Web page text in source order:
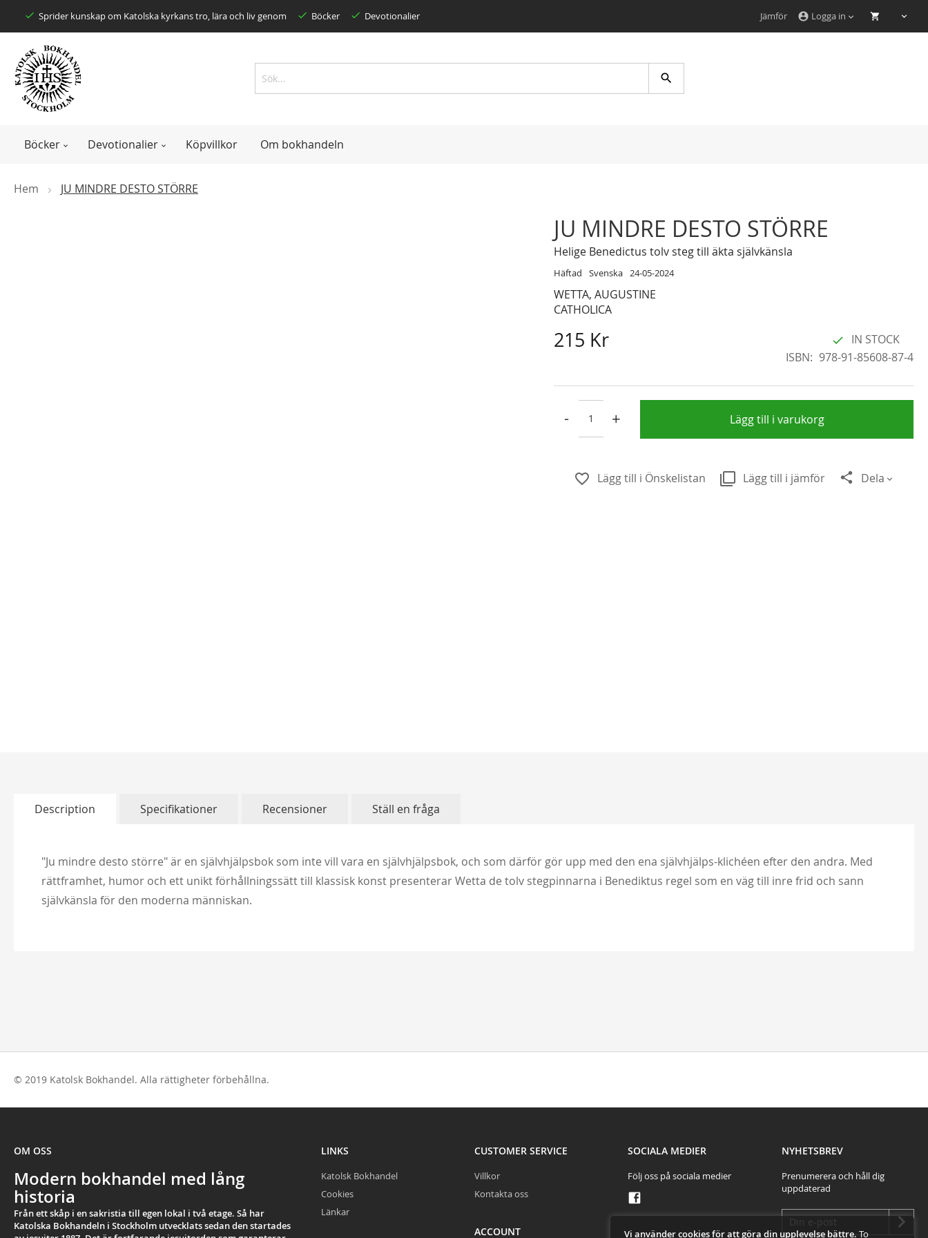
Vi använder cookies för att göra din upplevelse bättre. To
account_circle Logga in
Jämför
Skip Sprider kunskap om Katolska kyrkans tro, lära och liv genom Böcker Devotionalier
Search
Böcker Devotionalier Köpvillkor Om bokhandeln
Hem JU MINDRE DESTO STÖRRE
JU MINDRE DESTO STÖRRE
Helige Benedictus tolv steg till äkta självkänsla
Häftad Svenska 24-05-2024
WETTA, AUGUSTINE
CATHOLICA
215 Kr
IN STOCK
ISBN
978-91-85608-87-4
- + Lägg till i varukorg
Lägg till i Önskelistan Lägg till i jämför Dela
Description
"Ju mindre desto större" är en självhjälpsbok som inte vill vara en självhjälpsbok, och som därför gör upp med den ena självhjälps-klichéen efter den andra. Med
rättframhet, humor och ett unikt förhållningssätt till klassisk konst presenterar Wetta de tolv stegpinnarna i Benediktus regel som en väg till inre frid och sann
självkänsla för den moderna människan.
Specifikationer Recensioner Ställ en fråga
© 2019 Katolsk Bokhandel. Alla rättigheter förbehållna.
OM OSS
Modern bokhandel med lång
historia
Från ett skåp i en sakristia till egen lokal i två etage. Så har
Katolska Bokhandeln i Stockholm utvecklats sedan den startades
LINKS
Katolsk Bokhandel
Cookies
Länkar
CUSTOMER SERVICE
Villkor
Kontakta oss
ACCOUNT
SOCIALA MEDIER
Följ oss på sociala medier
NYHETSBREV
Prenumerera och håll dig
uppdaterad